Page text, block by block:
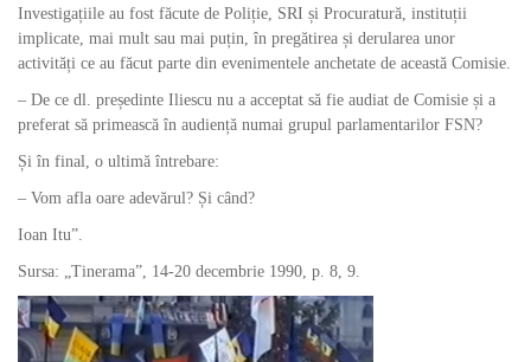
Investigațiile au fost făcute de Poliție, SRI și Procuratură, instituții
implicate, mai mult sau mai puțin, în pregătirea și derularea unor
activități ce au făcut parte din evenimentele anchetate de această Comisie.
– De ce dl. președinte Iliescu nu a acceptat să fie audiat de Comisie și a
preferat să primească în audiență numai grupul parlamentarilor FSN?
Și în final, o ultimă întrebare:
– Vom afla oare adevărul? Și când?
Ioan Itu”.
Sursa: „Tinerama”, 14-20 decembrie 1990, p. 8, 9.